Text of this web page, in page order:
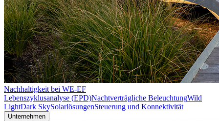
Nachhaltigkeit bei WE-EF
Lebenszyklusanalyse (EPD)Nachtverträgliche BeleuchtungWild
LightDark SkySolarlösungenSteuerung und Konnektivität
Unternehmen